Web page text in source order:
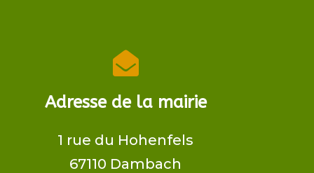

Adresse de la mairie
1 rue du Hohenfels
67110 Dambach